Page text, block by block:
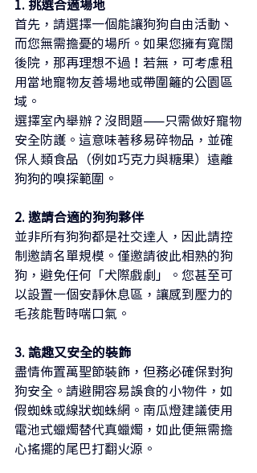
1. 挑選合適場地
首先，請選擇一個能讓狗狗自由活動、
而您無需擔憂的場所。如果您擁有寬闊
後院，那再理想不過！若無，可考慮租
用當地寵物友善場地或帶圍籬的公園區
域。
選擇室內舉辦？沒問題——只需做好寵物
安全防護。這意味著移易碎物品，並確
保人類食品（例如巧克力與糖果）遠離
狗狗的嗅探範圍。
2. 邀請合適的狗狗夥伴
並非所有狗狗都是社交達人，因此請控
制邀請名單規模。僅邀請彼此相熟的狗
狗，避免任何「犬際戲劇」。您甚至可
以設置一個安靜休息區，讓感到壓力的
毛孩能暫時喘口氣。
3. 詭趣又安全的裝飾
盡情佈置萬聖節裝飾，但務必確保對狗
狗安全。請避開容易誤食的小物件，如
假蜘蛛或線狀蜘蛛網。南瓜燈建議使用
電池式蠟燭替代真蠟燭，如此便無需擔
心搖擺的尾巴打翻火源。